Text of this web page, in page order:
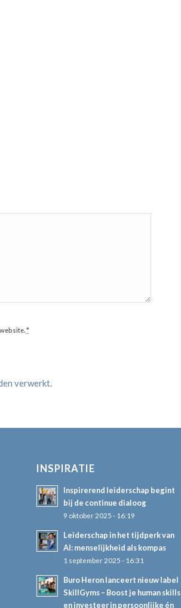
*
verwerkt
INSPIRATIE
Inspirerend leiderschap begint
bij de continue dialoog
9 oktober 2025 - 16:19
Leiderschap in het tijdperk van
AI: menselijkheid als kompas
1 september 2025 - 16:31
Buro Heron lanceert nieuw label
SkillGyms – Boost je human skills
en investeer in persoonlijke én